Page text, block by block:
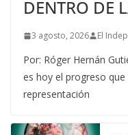
DENTRO DE
3 agosto, 2026 El
Por: Róger Hernán
es hoy el progreso
representación